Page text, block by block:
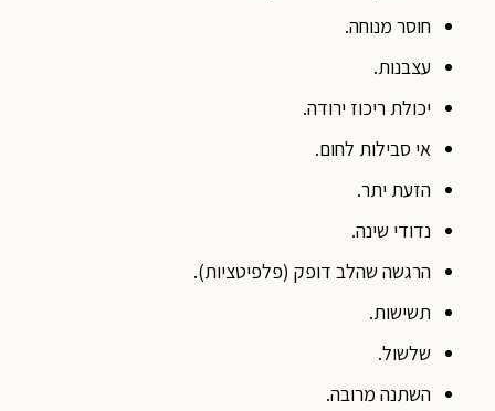
חוסר מנוחה.
עצבנות.
יכולת ריכוז ירודה.
אי סבילות לחום.
הזעת יתר.
נדודי שינה.
הרגשה שהלב דופק (פלפיטציות).
תשישות.
שלשול.
השתנה מרובה.